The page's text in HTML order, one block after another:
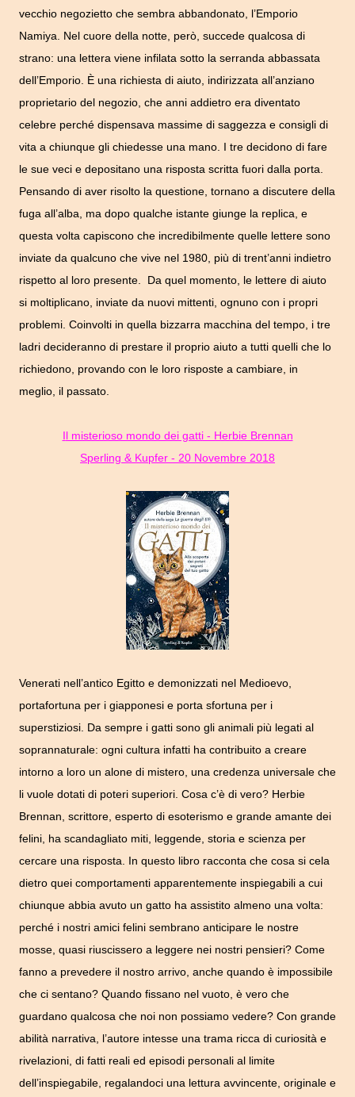
vecchio negozietto che sembra abbandonato, l’Emporio
Namiya. Nel cuore della notte, però, succede qualcosa di
strano: una lettera viene infilata sotto la serranda abbassata
dell’Emporio. È una richiesta di aiuto, indirizzata all’anziano
proprietario del negozio, che anni addietro era diventato
celebre perché dispensava massime di saggezza e consigli di
vita a chiunque gli chiedesse una mano. I tre decidono di fare
le sue veci e depositano una risposta scritta fuori dalla porta.
Pensando di aver risolto la questione, tornano a discutere della
fuga all’alba, ma dopo qualche istante giunge la replica, e
questa volta capiscono che incredibilmente quelle lettere sono
inviate da qualcuno che vive nel 1980, più di trent’anni indietro
rispetto al loro presente. Da quel momento, le lettere di aiuto
si moltiplicano, inviate da nuovi mittenti, ognuno con i propri
problemi. Coinvolti in quella bizzarra macchina del tempo, i tre
ladri decideranno di prestare il proprio aiuto a tutti quelli che lo
richiedono, provando con le loro risposte a cambiare, in
meglio, il passato.
Il misterioso mondo dei gatti - Herbie Brennan
Sperling & Kupfer - 20 Novembre 2018
Venerati nell’antico Egitto e demonizzati nel Medioevo,
portafortuna per i giapponesi e porta sfortuna per i
superstiziosi. Da sempre i gatti sono gli animali più legati al
soprannaturale: ogni cultura infatti ha contribuito a creare
intorno a loro un alone di mistero, una credenza universale che
li vuole dotati di poteri superiori. Cosa c’è di vero? Herbie
Brennan, scrittore, esperto di esoterismo e grande amante dei
felini, ha scandagliato miti, leggende, storia e scienza per
cercare una risposta. In questo libro racconta che cosa si cela
dietro quei comportamenti apparentemente inspiegabili a cui
chiunque abbia avuto un gatto ha assistito almeno una volta:
perché i nostri amici felini sembrano anticipare le nostre
mosse, quasi riuscissero a leggere nei nostri pensieri? Come
fanno a prevedere il nostro arrivo, anche quando è impossibile
che ci sentano? Quando fissano nel vuoto, è vero che
guardano qualcosa che noi non possiamo vedere? Con grande
abilità narrativa, l’autore intesse una trama ricca di curiosità e
rivelazioni, di fatti reali ed episodi personali al limite
dell’inspiegabile, regalandoci una lettura avvincente, originale e